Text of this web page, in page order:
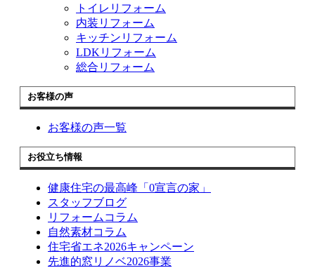
トイレリフォーム
内装リフォーム
キッチンリフォーム
LDKリフォーム
総合リフォーム
お客様の声
お客様の声一覧
お役立ち情報
健康住宅の最高峰「0宣言の家」
スタッフブログ
リフォームコラム
自然素材コラム
住宅省エネ2026キャンペーン
先進的窓リノベ2026事業